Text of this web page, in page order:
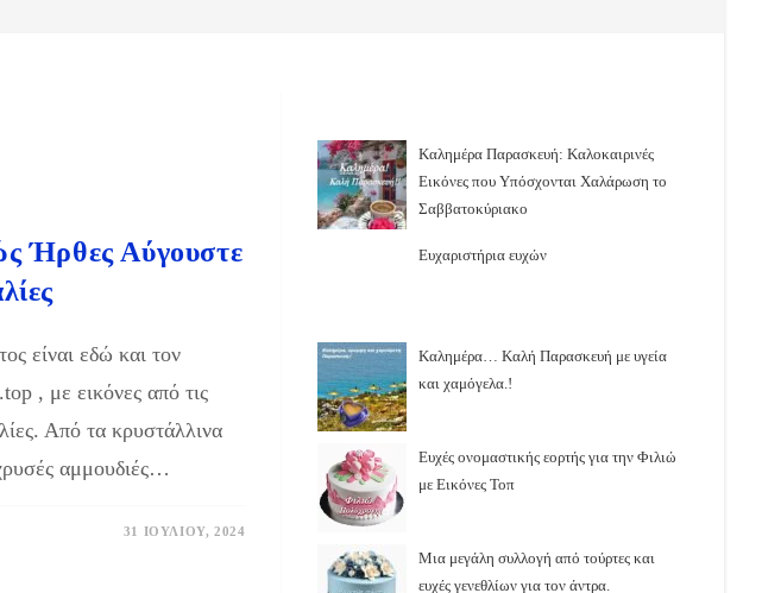
Ήρθες Αύγουστε
είναι εδώ και τον
, με εικόνες από τις
Από τα κρυστάλλινα
αμμουδιές…
31 ΙΟΥΛΊΟΥ, 2024
Καλημέρα Παρασκευή: Καλοκαιρινές
Εικόνες που Υπόσχονται Χαλάρωση το
Σαββατοκύριακο
Ευχαριστήρια ευχών
Καλημέρα… Καλή Παρασκευή με υγεία
και χαμόγελα.!
Ευχές ονομαστικής εορτής για την Φιλιώ
με Εικόνες Τοπ
Μια μεγάλη συλλογή από τούρτες και
ευχές γενεθλίων για τον άντρα.